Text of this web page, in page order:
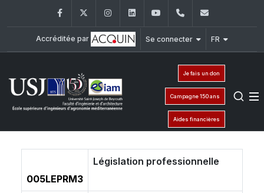
FacebookTwitter InstagramLinkedInYouTube+961 (8) 543
Accréditée par Se connecter FR
Je fais un don
Campagne 150 ans
Aides financières
005LEPRM3
Législation professionnelle